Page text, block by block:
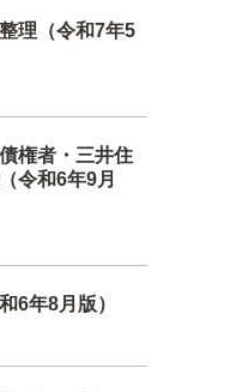
理（令和7年5
権者・三井住
令和6年9月
6年8月版）